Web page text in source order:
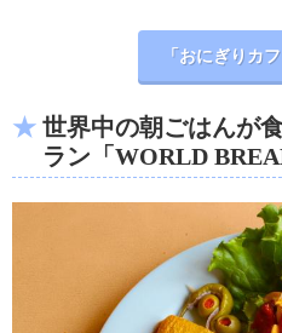
「おにぎりカ
世界中の朝ごはんが
ラン「WORLD